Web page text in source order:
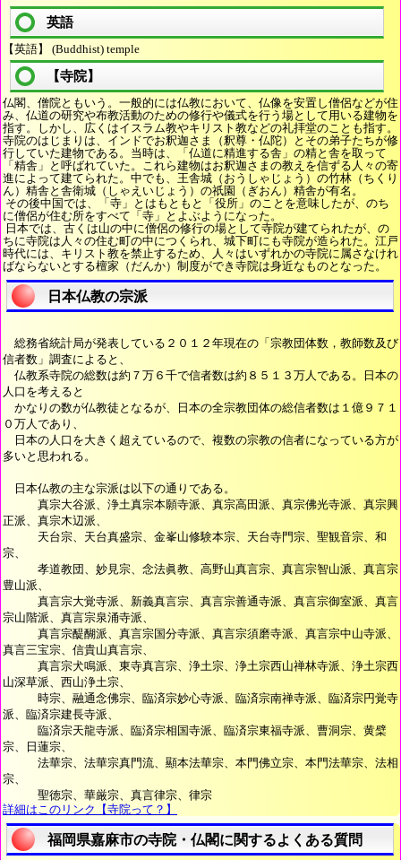
英語
【英語】 (Buddhist) temple
【寺院】
仏閣、僧院ともいう。一般的には仏教において、仏像を安置し僧侶などが住
み、仏道の研究や布教活動のための修行や儀式を行う場として用いる建物を
指す。しかし、広くはイスラム教やキリスト教などの礼拝堂のことも指す。
寺院のはじまりは、インドでお釈迦さま（釈尊・仏陀）とその弟子たちが修
行していた建物である。当時は、「仏道に精進する舎」の精と舎を取って
「精舎」と呼ばれていた。これら建物はお釈迦さまの教えを信ずる人々の寄
進によって建てられた。中でも、王舎城（おうしゃじょう）の竹林（ちくり
ん）精舎と舎衛城（しゃえいじょう）の祇園（ぎおん）精舎が有名。
その後中国では、「寺」とはもともと「役所」のことを意味したが、のち
に僧侶が住む所をすべて「寺」とよぶようになった。
日本では、古くは山の中に僧侶の修行の場として寺院が建てられたが、の
ちに寺院は人々の住む町の中につくられ、城下町にも寺院が造られた。江戸
時代には、キリスト教を禁止するため、人々はいずれかの寺院に属さなけれ
ばならないとする檀家（だんか）制度ができ寺院は身近なものとなった。
日本仏教の宗派
総務省統計局が発表している２０１２年現在の「宗教団体数，教師数及び
信者数」調査によると、
仏教系寺院の総数は約７万６千で信者数は約８５１３万人である。日本の
人口を考えると
かなりの数が仏教徒となるが、日本の全宗教団体の総信者数は１億９７１
０万人であり、
日本の人口を大きく超えているので、複数の宗教の信者になっている方が
多いと思われる。
日本仏教の主な宗派は以下の通りである。
真宗大谷派、浄土真宗本願寺派、真宗高田派、真宗佛光寺派、真宗興
正派、真宗木辺派、
天台宗、天台真盛宗、金峯山修験本宗、天台寺門宗、聖観音宗、和
宗、
孝道教団、妙見宗、念法眞教、高野山真言宗、真言宗智山派、真言宗
豊山派、
真言宗大覚寺派、新義真言宗、真言宗善通寺派、真言宗御室派、真言
宗山階派、真言宗泉涌寺派、
真言宗醍醐派、真言宗国分寺派、真言宗須磨寺派、真言宗中山寺派、
真言三宝宗、信貴山真言宗、
真言宗犬鳴派、東寺真言宗、浄土宗、浄土宗西山禅林寺派、浄土宗西
山深草派、西山浄土宗、
時宗、融通念佛宗、臨済宗妙心寺派、臨済宗南禅寺派、臨済宗円覚寺
派、臨済宗建長寺派、
臨済宗天龍寺派、臨済宗相国寺派、臨済宗東福寺派、曹洞宗、黄檗
宗、日蓮宗、
法華宗、法華宗真門流、顯本法華宗、本門佛立宗、本門法華宗、法相
宗、
聖徳宗、華厳宗、真言律宗、律宗
詳細はこのリンク【寺院って？】
福岡県嘉麻市の寺院・仏閣に関するよくある質問